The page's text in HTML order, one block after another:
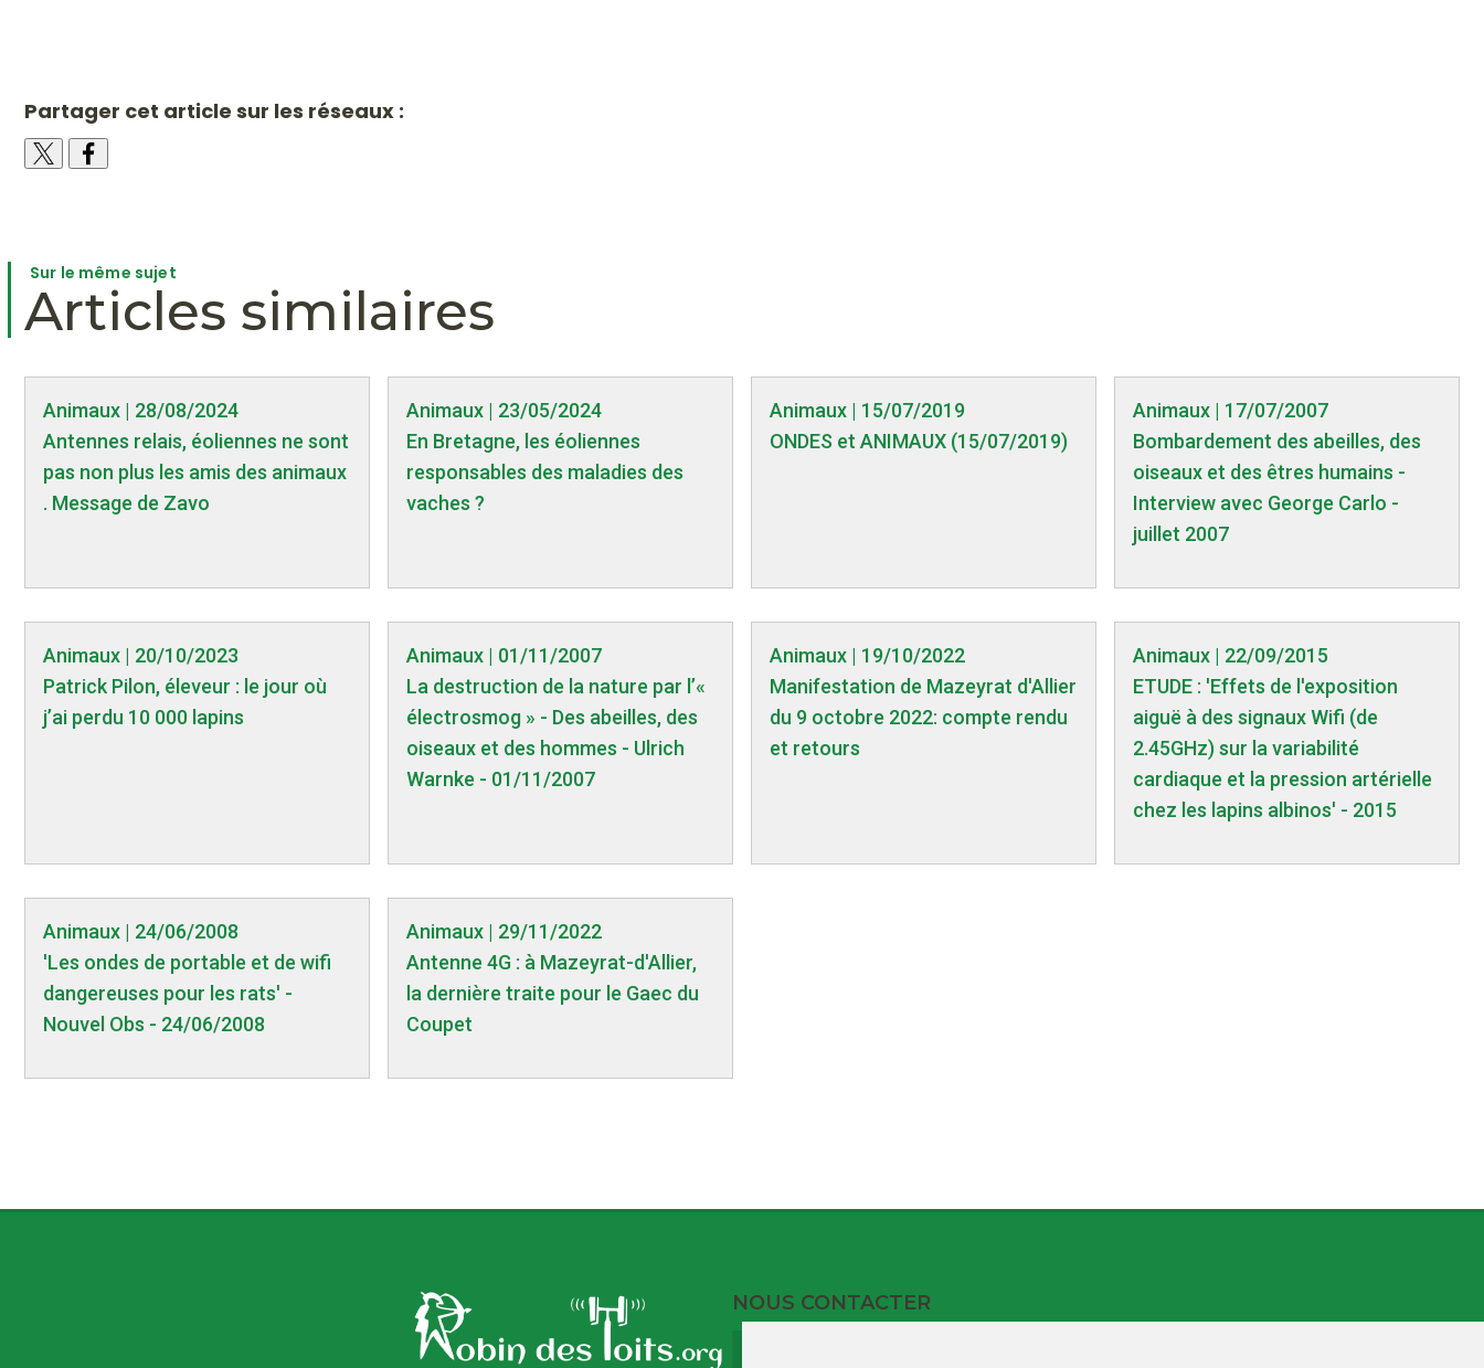
Partager cet article sur les réseaux :
Sur le même sujet
Articles similaires
Animaux | 28/08/2024
Antennes relais, éoliennes ne sont
pas non plus les amis des animaux
. Message de Zavo
Animaux | 23/05/2024
En Bretagne, les éoliennes
responsables des maladies des
vaches ?
Animaux | 15/07/2019
ONDES et ANIMAUX (15/07/2019)
Animaux | 17/07/2007
Bombardement des abeilles, des
oiseaux et des êtres humains -
Interview avec George Carlo -
juillet 2007
Animaux | 20/10/2023
Patrick Pilon, éleveur : le jour où
j’ai perdu 10 000 lapins
Animaux | 01/11/2007
La destruction de la nature par l’«
électrosmog » - Des abeilles, des
oiseaux et des hommes - Ulrich
Warnke - 01/11/2007
Animaux | 19/10/2022
Manifestation de Mazeyrat d'Allier
du 9 octobre 2022: compte rendu
et retours
Animaux | 22/09/2015
ETUDE : 'Effets de l'exposition
aiguë à des signaux Wifi (de
2.45GHz) sur la variabilité
cardiaque et la pression artérielle
chez les lapins albinos' - 2015
Animaux | 24/06/2008
'Les ondes de portable et de wifi
dangereuses pour les rats' -
Nouvel Obs - 24/06/2008
Animaux | 29/11/2022
Antenne 4G : à Mazeyrat-d'Allier,
la dernière traite pour le Gaec du
Coupet
NOUS CONTACTER